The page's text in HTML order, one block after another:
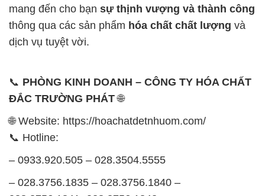
mang đến cho bạn sự thịnh vượng và thành công
thông qua các sản phẩm hóa chất chất lượng và
dịch vụ tuyệt vời.
📞 PHÒNG KINH DOANH – CÔNG TY HÓA CHẤT
ĐẮC TRƯỜNG PHÁT🌐
🌐 Website: https://hoachatdetnhuom.com/
📞 Hotline:
– 0933.920.505 – 028.3504.5555
– 028.3756.1835 – 028.3756.1840 –